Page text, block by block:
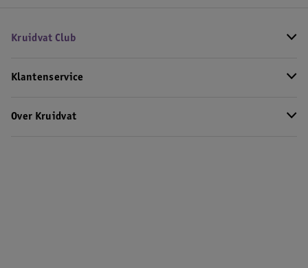
Kruidvat Club
Klantenservice
Over Kruidvat